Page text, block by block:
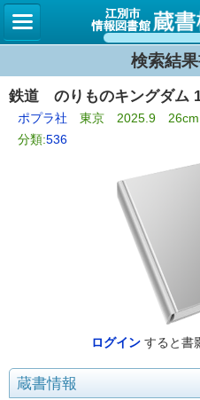
検索結
鉄道 のりものキングダム
ポプラ社 東京 2025.9
分類:536
ログイン すると書
蔵書情報